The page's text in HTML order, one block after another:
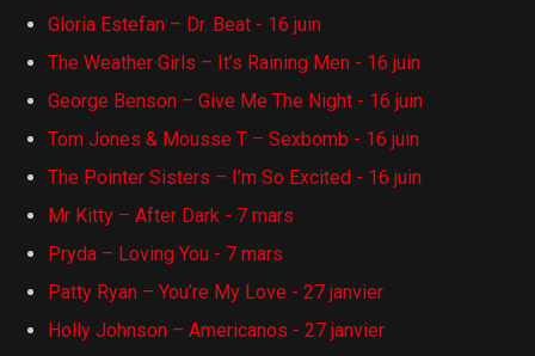
Gloria Estefan – Dr. Beat - 16 juin
The Weather Girls – It’s Raining Men - 16 juin
George Benson – Give Me The Night - 16 juin
Tom Jones & Mousse T – Sexbomb - 16 juin
The Pointer Sisters – I’m So Excited - 16 juin
Mr Kitty – After Dark - 7 mars
Pryda – Loving You - 7 mars
Patty Ryan – You’re My Love - 27 janvier
Holly Johnson – Americanos - 27 janvier